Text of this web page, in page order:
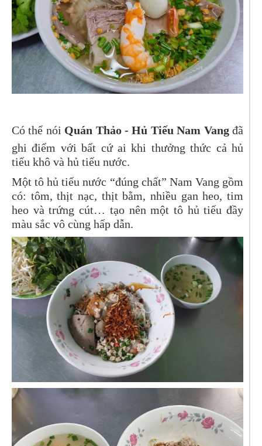
Có thể nói Quán Thảo -Hủ Tiếu Nam Vangđã
ghi điểm với bất cứ ai khi thưởng thức cả hủ
tiếu khô và hủ tiếu nước.
Một tô hủ tiếu nước “đúng chất” Nam Vang gồm
có: tôm, thịt nạc, thịt bằm, nhiều gan heo, tim
heo và trứng cút… tạo nên một tô hủ tiếu đầy
màu sắc vô cùng hấp dẫn.